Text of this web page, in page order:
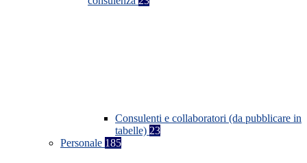
Consulenti e collaboratori (da pubblicare in
tabelle) 23
Personale 185